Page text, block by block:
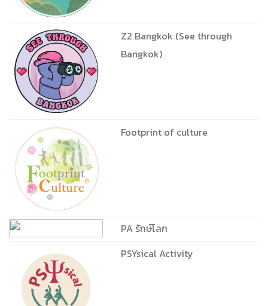
Z2 Bangkok (See through
Bangkok)
Footprint of culture
PA รักษ์โลก
PSYsical Activity